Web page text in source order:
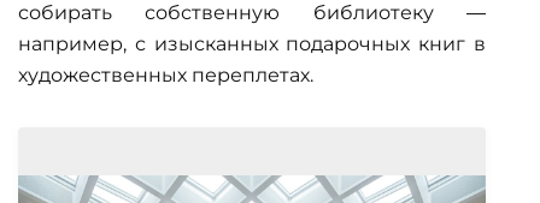
собирать собственную библиотеку —
например, с изысканных подарочных книг в
художественных переплетах.